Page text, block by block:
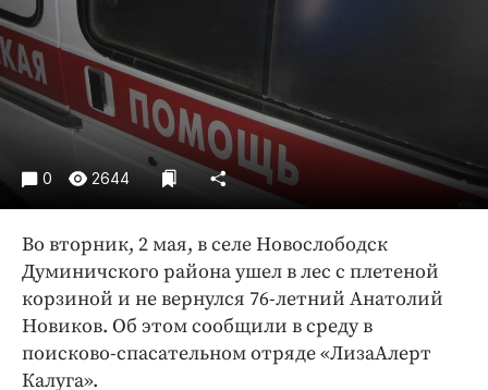
Происшествия
Спорт
Экономика и бизнес
ПРОЕКТЫ
Блоги
Издания
Медиаперсона
Интересное чтиво
Клиника года
Работодатель года
0 2644
Во вторник, 2 мая, в селе Новослободск
Думиничского района ушел в лес с плетеной
корзиной и не вернулся 76-летний Анатолий
Новиков. Об этом сообщили в среду в
поисково-спасательном отряде «ЛизаАлерт
Калуга».